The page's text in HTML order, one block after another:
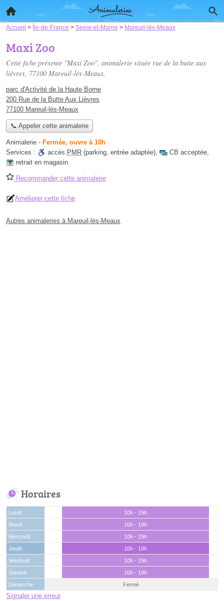
Accueil > Île-de-France > Seine-et-Marne > Mareuil-lès-Meaux
Maxi Zoo
Cette fiche présente "Maxi Zoo", animalerie située rue de la butte aux
lièvres, 77100 Mareuil-lès-Meaux.
parc d'Activité de la Haute Borne
200 Rue de la Butte Aux Lièvres
77100 Mareuil-lès-Meaux
📞 Appeler cette animalerie
Animalerie - Fermée, ouvre à 10h
Services :
accès PMR (parking, entrée adaptée), CB acceptée,
retrait en magasin
Recommander cette animalerie
Améliorer cette fiche
Autres animaleries à Mareuil-lès-Meaux
Horaires
Lundi
10h - 19h
Mardi
10h - 19h
Mercredi
10h - 19h
Jeudi
10h - 19h
Vendredi
10h - 19h
Samedi
10h - 19h
Dimanche
Fermé
Signaler une erreur